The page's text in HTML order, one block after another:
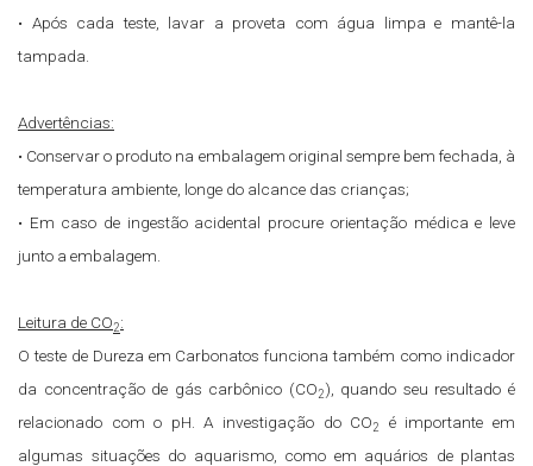
• Após cada teste, lavar a proveta com água limpa e mantê-la
tampada.
Advertências:
• Conservar o produto na embalagem original sempre bem fechada, à
temperatura ambiente, longe do alcance das crianças;
• Em caso de ingestão acidental procure orientação médica e leve
junto a embalagem.
Leitura de CO2:
O teste de Dureza em Carbonatos funciona também como indicador
da concentração de gás carbônico (CO2), quando seu resultado é
relacionado com o pH. A investigação do CO2
é importante em
algumas situações do aquarismo, como em aquários de plantas